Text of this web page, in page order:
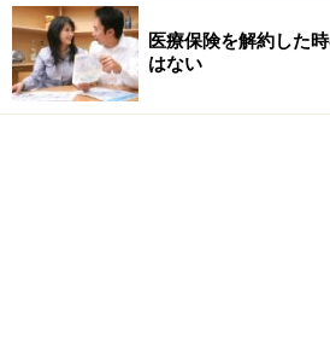
医療保険を解約した
はない